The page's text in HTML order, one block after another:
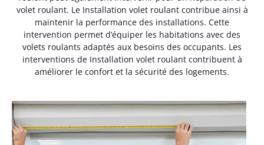
volet roulant. Le Installation volet roulant contribue ainsi à
maintenir la performance des installations. Cette
intervention permet d’équiper les habitations avec des
volets roulants adaptés aux besoins des occupants. Les
interventions de Installation volet roulant contribuent à
améliorer le confort et la sécurité des logements.